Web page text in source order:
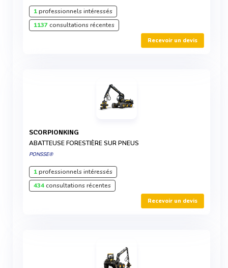
1professionnels intéressés
1137consultations récentes
Recevoir un devis
SCORPIONKING
ABATTEUSE FORESTIÈRE SUR PNEUS
PONSSE®
1professionnels intéressés
434consultations récentes
Recevoir un devis